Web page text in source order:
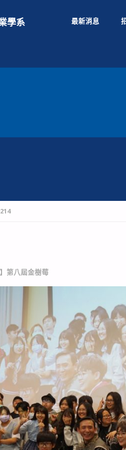
學系 最新消息
第八屆金樹莓